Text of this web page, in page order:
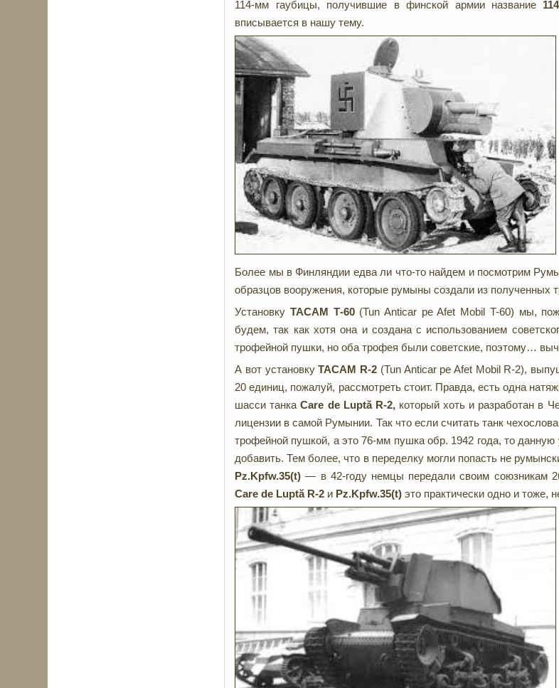
114-мм гаубицы, получившие в финской армии название
вписывается в нашу тему.
Более мы в Финляндии едва ли что-то найдем и посмотрим
образцов вооружения, которые румыны создали из полученных
Установку ТАСАМ Т-60(Tun Anticar pe Afet Mobil T-60) мы,
будем, так как хотя она и создана с использованием
трофейной пушки, но оба трофея были советские, поэтому…
А вот установкуTACAM R-2 (Tun Anticar pe Afet Mobil R-2),
20 единиц, пожалуй, рассмотреть стоит. Правда, есть одна
шасси танкаCare de Luptă R-2, который хоть и разработан в
лицензии в самой Румынии. Так что если считать танк
трофейной пушкой, а это 76-мм пушка обр. 1942 года, то
добавить. Тем более, что в переделку могли попасть не
Pz.Kpfw.35(t) — в 42-году немцы передали своим союзникам
Care de Luptă R-2 и Pz.Kpfw.35(t)это практически одно и тоже,